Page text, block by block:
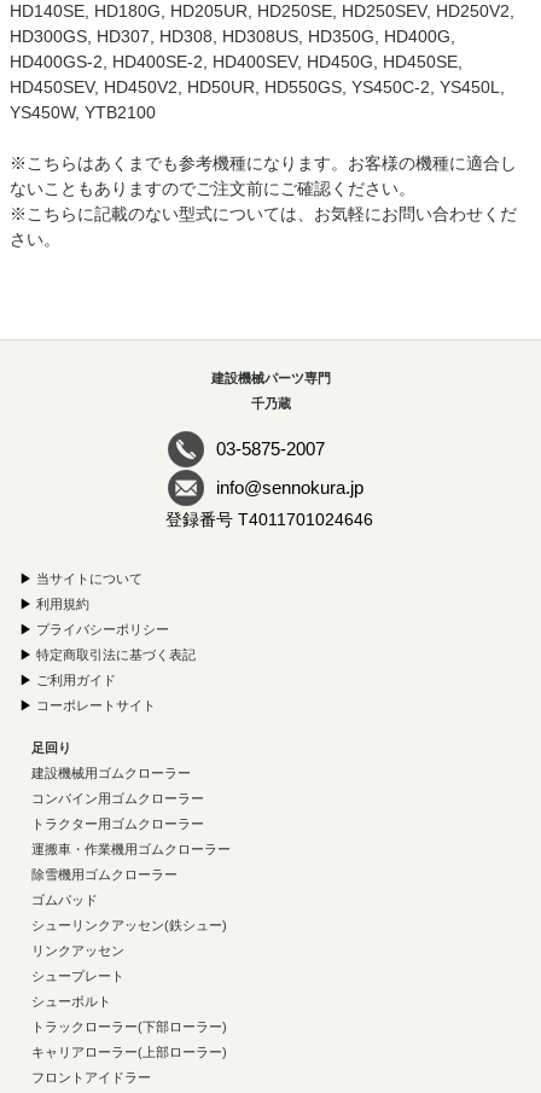
HD140SE, HD180G, HD205UR, HD250SE, HD250SEV, HD250V2,
HD300GS, HD307, HD308, HD308US, HD350G, HD400G,
HD400GS-2, HD400SE-2, HD400SEV, HD450G, HD450SE,
HD450SEV, HD450V2, HD50UR, HD550GS, YS450C-2, YS450L,
YS450W, YTB2100
※こちらはあくまでも参考機種になります。お客様の機種に適合し
ないこともありますのでご注文前にご確認ください。
※こちらに記載のない型式については、お気軽にお問い合わせくだ
さい。
建設機械パーツ専門
千乃蔵
03-5875-2007
info@sennokura.jp
登録番号 T4011701024646
▶ 当サイトについて
▶ 利用規約
▶ プライバシーポリシー
▶ 特定商取引法に基づく表記
▶ ご利用ガイド
▶ コーポレートサイト
足回り
建設機械用ゴムクローラー
コンバイン用ゴムクローラー
トラクター用ゴムクローラー
運搬車・作業機用ゴムクローラー
除雪機用ゴムクローラー
ゴムパッド
シューリンクアッセン(鉄シュー)
リンクアッセン
シュープレート
シューボルト
トラックローラー(下部ローラー)
キャリアローラー(上部ローラー)
フロントアイドラー